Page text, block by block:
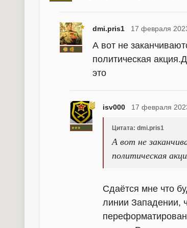
dmi.pris1 17 февраля
А вот не
политическая
это
isv000 17 февраля
Цитата: dmi.pris1
А вот не
политическая
Сдаётся мне что
линии Западении,